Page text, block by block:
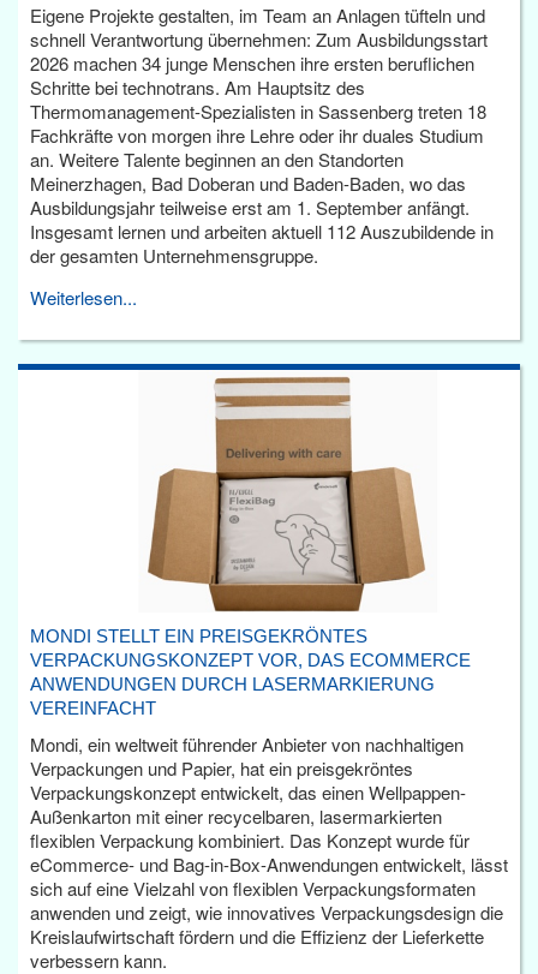
Eigene Projekte gestalten, im Team an Anlagen tüfteln und
schnell Verantwortung übernehmen: Zum Ausbildungsstart
2026 machen 34 junge Menschen ihre ersten beruflichen
Schritte bei technotrans. Am Hauptsitz des
Thermomanagement-Spezialisten in Sassenberg treten 18
Fachkräfte von morgen ihre Lehre oder ihr duales Studium
an. Weitere Talente beginnen an den Standorten
Meinerzhagen, Bad Doberan und Baden-Baden, wo das
Ausbildungsjahr teilweise erst am 1. September anfängt.
Insgesamt lernen und arbeiten aktuell 112 Auszubildende in
der gesamten Unternehmensgruppe.
Weiterlesen...
MONDI STELLT EIN PREISGEKRÖNTES
VERPACKUNGSKONZEPT VOR, DAS ECOMMERCE
ANWENDUNGEN DURCH LASERMARKIERUNG
VEREINFACHT
Mondi, ein weltweit führender Anbieter von nachhaltigen
Verpackungen und Papier, hat ein preisgekröntes
Verpackungskonzept entwickelt, das einen Wellpappen-
Außenkarton mit einer recycelbaren, lasermarkierten
flexiblen Verpackung kombiniert. Das Konzept wurde für
eCommerce- und Bag-in-Box-Anwendungen entwickelt, lässt
sich auf eine Vielzahl von flexiblen Verpackungsformaten
anwenden und zeigt, wie innovatives Verpackungsdesign die
Kreislaufwirtschaft fördern und die Effizienz der Lieferkette
verbessern kann.